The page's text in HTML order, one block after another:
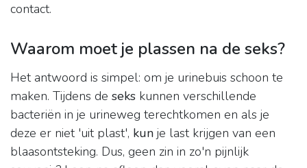
contact.
Waarom moet je plassen na de seks?
Het antwoord is simpel: om je urinebuis schoon te
maken. Tijdens de seks kunnen verschillende
bacteriën in je urineweg terechtkomen en als je
deze er niet 'uit plast', kun je last krijgen van een
blaasontsteking. Dus, geen zin in zo'n pijnlijk